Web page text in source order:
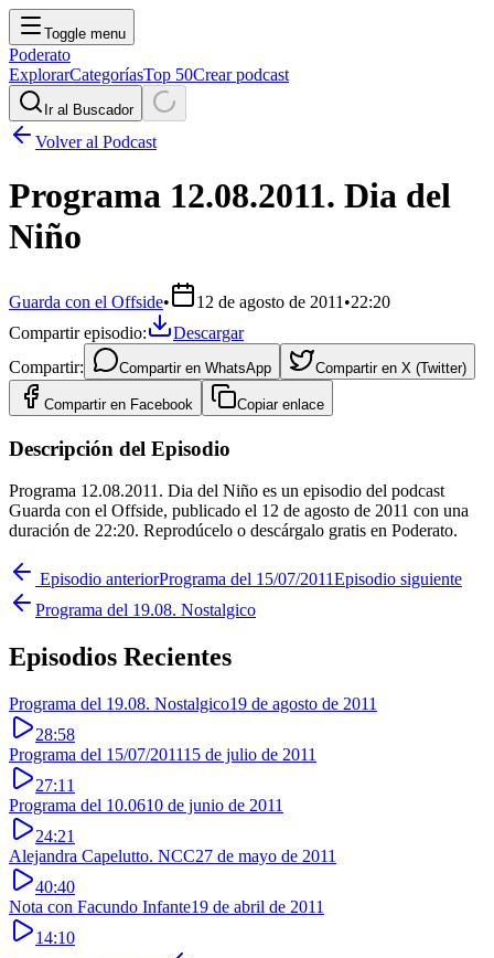
Toggle menu
Poderato
ExplorarCategoríasTop 50Crear podcast
Ir al Buscador
Volver al Podcast
Programa 12.08.2011. Dia del
Niño
Guarda con el Offside• 12 de agosto de 2011 •22:20
Compartir episodio:
Descargar
Compartir:
Compartir en WhatsApp Compartir en X (Twitter)
Compartir en Facebook Copiar enlace
Descripción del Episodio
Programa 12.08.2011. Dia del Niño es un episodio del podcast
Guarda con el Offside, publicado el 12 de agosto de 2011 con una
duración de 22:20. Reprodúcelo o descárgalo gratis en Poderato.
Episodio anteriorPrograma del 15/07/2011Episodio siguiente
Programa del 19.08. Nostalgico
Episodios Recientes
Programa del 19.08. Nostalgico19 de agosto de 2011
28:58
Programa del 15/07/201115 de julio de 2011
27:11
Programa del 10.0610 de junio de 2011
24:21
Alejandra Capelutto. NCC27 de mayo de 2011
40:40
Nota con Facundo Infante19 de abril de 2011
14:10